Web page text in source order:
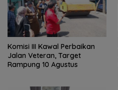
Komisi III Kawal Perbaikan
Jalan Veteran, Target
Rampung 10 Agustus